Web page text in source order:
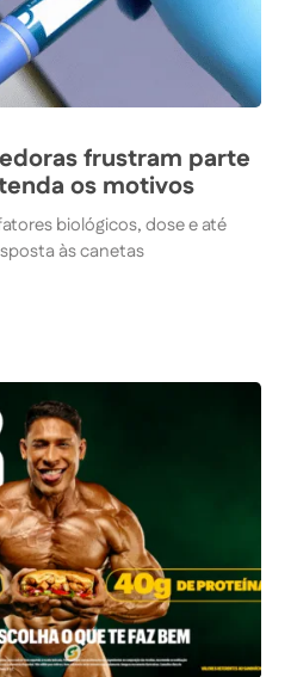
frustram parte
os motivos
biológicos, dose e até
às canetas